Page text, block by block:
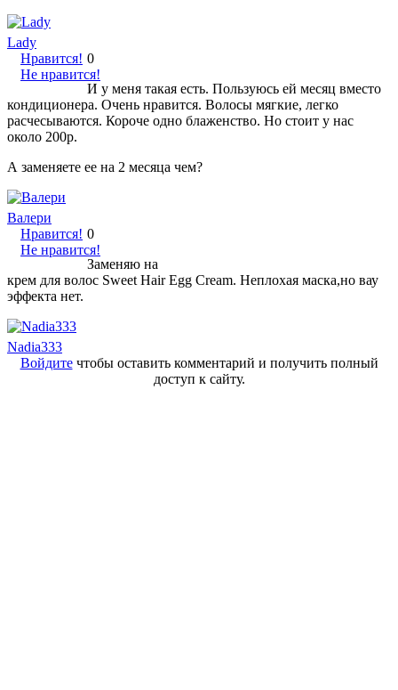
Lady
Нравится!
Не нравится!
0
И у меня такая есть. Пользуюсь ей месяц вместо
кондиционера. Очень нравится. Волосы мягкие, легко
расчесываются. Короче одно блаженство. Но стоит у нас
около 200р.
А заменяете ее на 2 месяца чем?
Валери
Нравится!
Не нравится!
0
Заменяю на
крем для волос Sweet Hair Egg Cream. Неплохая маска,но вау
эффекта нет.
Nadia333
Войдитечтобы оставить комментарий и получить полный
доступ к сайту.